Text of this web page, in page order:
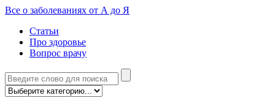
Все о заболеваниях от А до Я
Статьи
Про здоровье
Вопрос врачу